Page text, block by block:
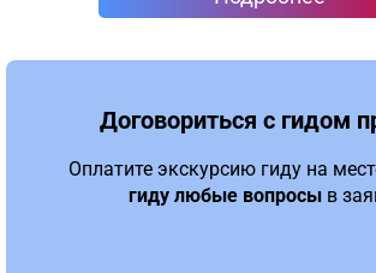
Договориться с гидом
Оплатите экскурсию гиду на
гиду любые вопросы в